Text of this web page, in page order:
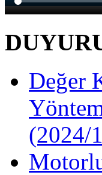
Değer
(2024/